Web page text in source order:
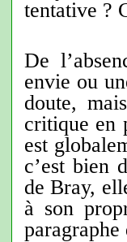
tentative ?
De
envie ou
doute,
critique en
est
c’est bien
de Bray,
à son
paragraphe